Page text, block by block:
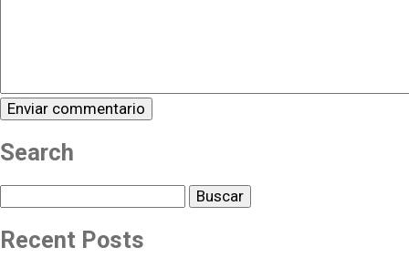
Search
Recent Posts